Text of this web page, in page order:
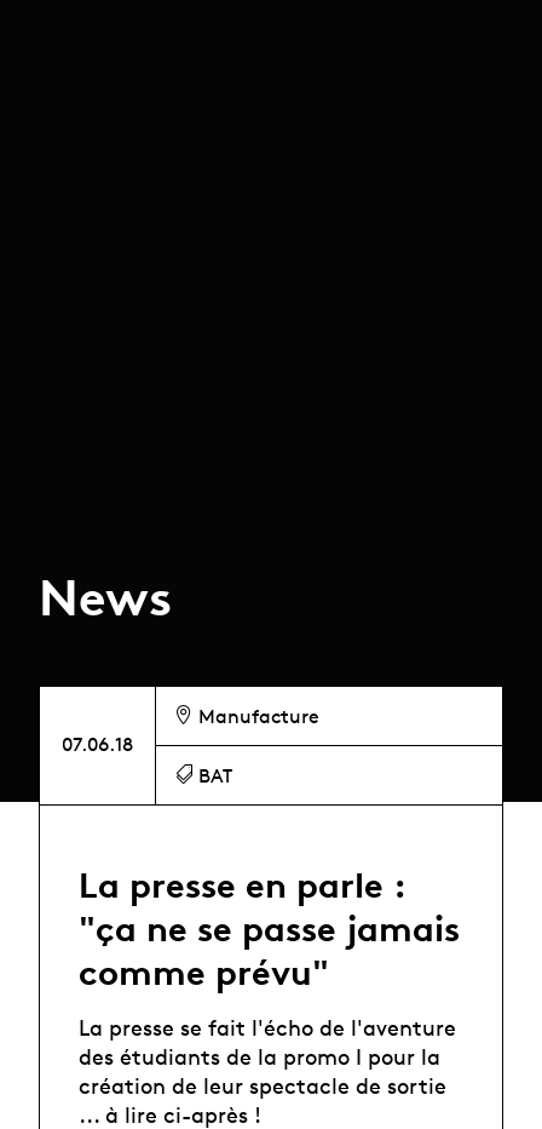
News
07.06.18
Manufacture
BAT
La presse en parle :
"ça ne se passe jamais
comme prévu"
La presse se fait l'écho de l'aventure
des étudiants de la promo I pour la
création de leur spectacle de sortie
... à lire ci-après !